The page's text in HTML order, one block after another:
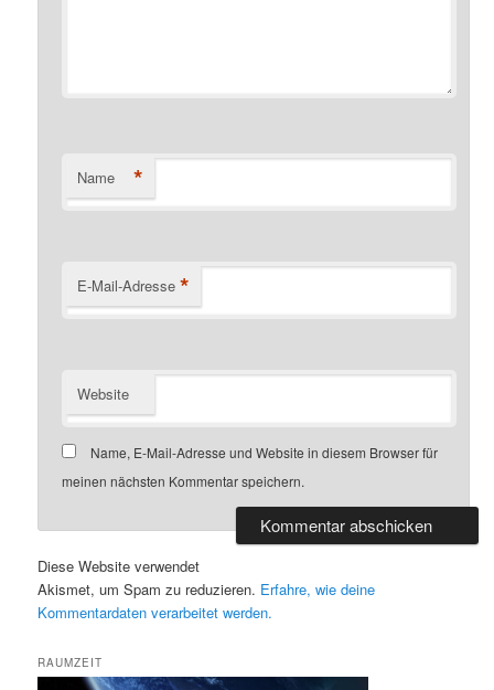
Name *
E-Mail-Adresse *
Website
Name, E-Mail-Adresse und Website in diesem Browser für
meinen nächsten Kommentar speichern.
Diese Website verwendet
Akismet, um Spam zu reduzieren. Erfahre, wie deine
Kommentardaten verarbeitet werden.
RAUMZEIT